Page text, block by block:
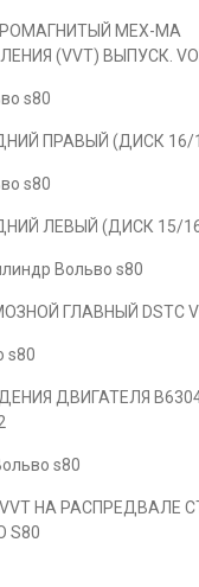
МЕХ-МА
(VVT) ВЫПУСК.
ПРАВЫЙ (ДИСК 16/
ЛЕВЫЙ (ДИСК 15/16)
ГЛАВНЫЙ DSTC
ДВИГАТЕЛЯ
НА РАСПРЕДВАЛЕ
S80